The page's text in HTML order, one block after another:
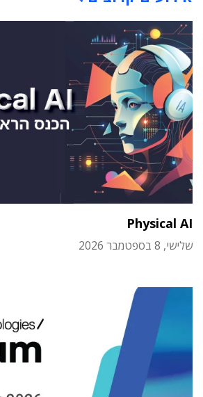
Physical AI
שלישי, 8 בספטמבר 2026